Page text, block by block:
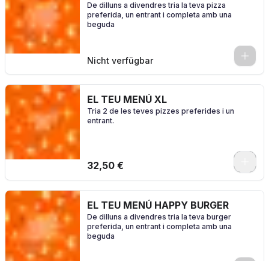
De dilluns a divendres tria la teva pizza
preferida, un entrant i completa amb una
beguda
Nicht verfügbar 0
EL TEU MENÚ XL
Tria 2 de les teves pizzes preferides i un
entrant.
32,50 €
EL TEU MENÚ HAPPY BURGER
De dilluns a divendres tria la teva burger
preferida, un entrant i completa amb una
beguda